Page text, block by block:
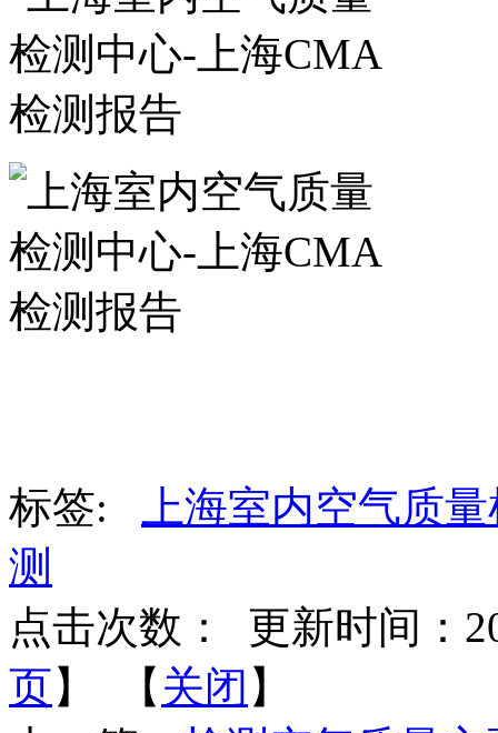
标签:
上海室内空气质
测
点击次数：
更新时间：
页】 【 关闭 】